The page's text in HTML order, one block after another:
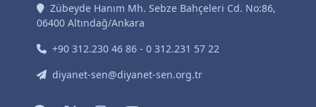
Zübeyde Hanım Mh. Sebze Bahçeleri Cd. No:86,
06400 Altındağ/Ankara
+90 312.230 46 86 - 0 312.231 57 22
diyanet-sen@diyanet-sen.org.tr